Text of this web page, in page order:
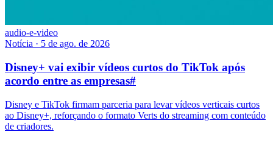
audio-e-video
Notícia · 5 de ago. de 2026
Disney+ vai exibir vídeos curtos do TikTok após
acordo entre as empresas#
Disney e TikTok firmam parceria para levar vídeos verticais curtos
ao Disney+, reforçando o formato Verts do streaming com conteúdo
de criadores.